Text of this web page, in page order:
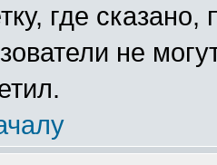
где
не